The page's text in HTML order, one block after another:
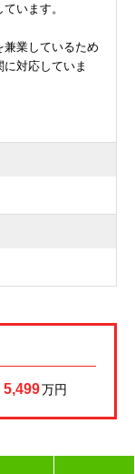
います。
業しているため
対応していま
5,499万円